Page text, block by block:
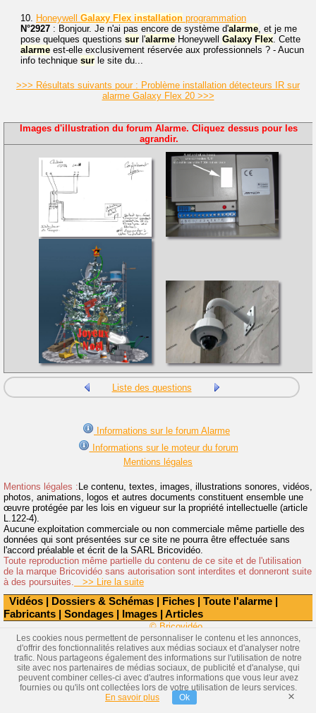
Vidéos | Dossiers & Schémas | Fiches | Toute l'alarme |
Fabricants | Sondages | Images | Articles
10. Honeywell Galaxy Flex installation programmation
N°2927 : Bonjour. Je n'ai pas encore de système d'alarme, et je me
pose quelques questions sur l'alarme Honeywell Galaxy Flex. Cette
alarme est-elle exclusivement réservée aux professionnels ? - Aucun
info technique sur le site du...
>>> Résultats suivants pour : Problème installation détecteurs IR sur
alarme Galaxy Flex 20 >>>
Images d'illustration du forum Alarme. Cliquez dessus pour les
agrandir.
Liste des questions
Informations sur le forum Alarme
Informations sur le moteur du forum
Mentions légales
Mentions légales :Le contenu, textes, images, illustrations sonores, vidéos,
photos, animations, logos et autres documents constituent ensemble une
œuvre protégée par les lois en vigueur sur la propriété intellectuelle (article
L.122-4).
Aucune exploitation commerciale ou non commerciale même partielle des
données qui sont présentées sur ce site ne pourra être effectuée sans
l'accord préalable et écrit de la SARL Bricovidéo.
Toute reproduction même partielle du contenu de ce site et de l'utilisation
de la marque Bricovidéo sans autorisation sont interdites et donneront suite
à des poursuites.
>> Lire la suite
© Bricovidéo
Les cookies nous permettent de personnaliser le contenu et les annonces,
d'offrir des fonctionnalités relatives aux médias sociaux et d'analyser notre
trafic. Nous partageons également des informations sur l'utilisation de notre
site avec nos partenaires de médias sociaux, de publicité et d'analyse, qui
peuvent combiner celles-ci avec d'autres informations que vous leur avez
fournies ou qu'ils ont collectées lors de votre utilisation de leurs services.
En savoir plus
Ok ×